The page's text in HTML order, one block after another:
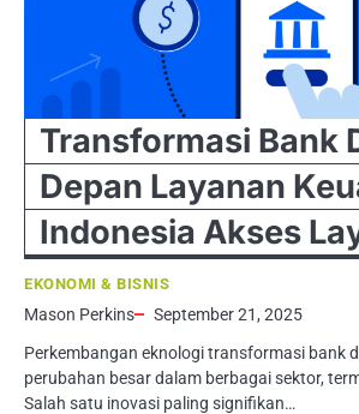
Transformasi Bank
Depan Layanan
Indonesia Akses
EKONOMI & BISNIS
Mason Perkins
September 21, 2025
Perkembangan eknologi transformasi bank
perubahan besar dalam berbagai sektor,
Salah satu inovasi paling signifikan…